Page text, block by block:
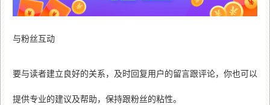
与粉丝互动
要与读者建立良好的关系，及时回复用户的留言跟评论，你也可以
提供专业的建议及帮助，保持跟粉丝的粘性。